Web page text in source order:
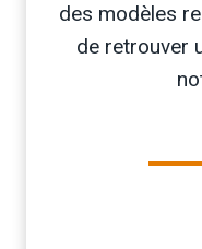
des modèles
de retrouver